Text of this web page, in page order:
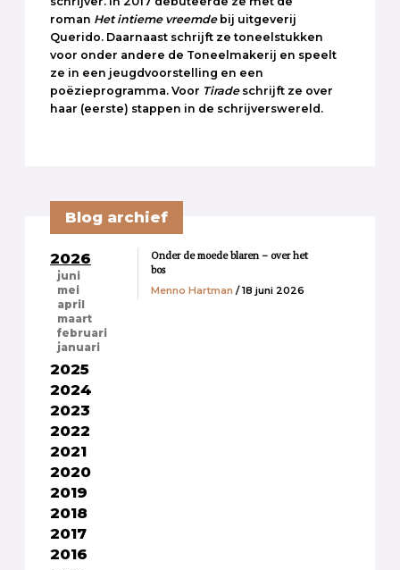
roman Het intieme vreemdebij uitgeverij
Querido. Daarnaast schrijft ze toneelstukken
voor onder andere de Toneelmakerij en speelt
ze in een jeugdvoorstelling en een
poëzieprogramma. Voor Tiradeschrijft ze over
haar (eerste) stappen in de schrijverswereld.
Blog archief
2026
juni
mei
april
maart
februari
januari
2025
2024
2023
2022
2021
2020
2019
2018
2017
2016
Onder de moede blaren – over het
bos
Menno Hartman / 18 juni 2026